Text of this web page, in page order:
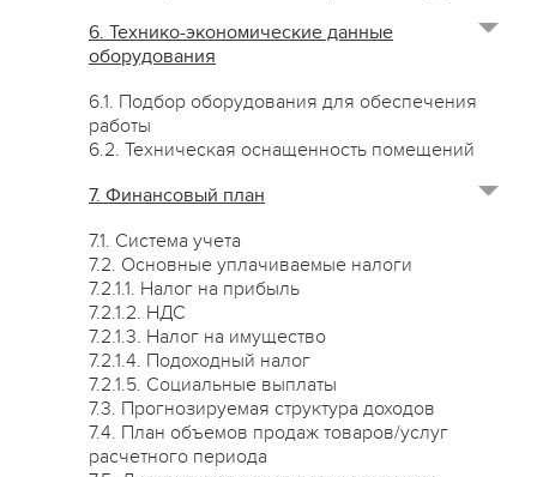
6. Технико-экономические данные
оборудования
6.1. Подбор оборудования для обеспечения
работы
6.2. Техническая оснащенность помещений
7. Финансовый план
7.1. Система учета
7.2. Основные уплачиваемые налоги
7.2.1.1. Налог на прибыль
7.2.1.2. НДС
7.2.1.3. Налог на имущество
7.2.1.4. Подоходный налог
7.2.1.5. Социальные выплаты
7.3. Прогнозируемая структура доходов
7.4. План объемов продаж товаров/услуг
расчетного периода